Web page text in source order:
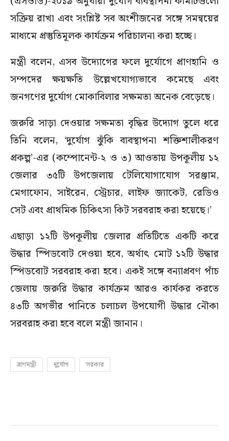
সক্রিয় রাখা এবং সংশ্লিষ্ট সব অংশীজনের সঙ্গে সমন্বয়ের
মাধ্যমে প্রস্তুতিমূলক কার্যক্রম পরিচালনা করা হচ্ছে।
মন্ত্রী বলেন, এসব উদ্যোগের ফলে দুর্যোগে প্রাণহানি ও
সম্পদের ক্ষয়ক্ষতি উল্লেখযোগ্যভাবে কমেছে এবং
জনগণের দুর্যোগ মোকাবিলার সক্ষমতা অনেক বেড়েছে।
জরুরি সাড়া দেওয়ার সক্ষমতা বৃদ্ধির উদ্যোগ তুলে ধরে
তিনি বলেন, ‘দুর্যোগ ঝুঁকি ব্যবস্থাপনা শক্তিশালীকরণ
প্রকল্প’-এর (কম্পোনেন্ট-২ ও ৩) আওতায় উপকূলীয় ১২
জেলার ৩৫টি উপজেলায় টেলিযোগাযোগ সরঞ্জাম,
মেগাফোন, সাইরেন, স্ট্রেচার, লাইফ জ্যাকেট, রেডিও
সেট এবং প্রাথমিক চিকিৎসা কিট সরবরাহ করা হয়েছে।’
এছাড়া ১২টি উপকূলীয় জেলার প্রতিটিতে একটি করে
উদ্ধার স্পিডবোট দেওয়া হবে, অর্থাৎ মোট ১২টি উদ্ধার
স্পিডবোট সরবরাহ করা হবে। একই সঙ্গে বন্যাপ্রবণ পাঁচ
জেলায় জরুরি উদ্ধার কার্যক্রম আরও কার্যকর করতে
৪৩টি অগভীর পানিতে চলাচল উপযোগী উদ্ধার নৌকা
সরবরাহ করা হবে বলে মন্ত্রী জানান।
ত্রাণমন্ত্রী দুর্যোগ সরকার